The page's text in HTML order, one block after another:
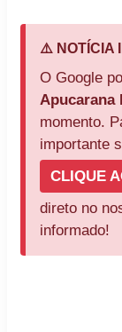
⚠️ NOTÍCIA
O Google
Apucarana
momento.
importante
CLIQUE
direto no
informado!